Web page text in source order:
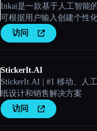
Inkai是一款基于人工智能
可根据用户输入创建个性
访问
StickerIt.AI
StickerIt.AI | #1 移动、人
纸设计和销售解决方案
访问